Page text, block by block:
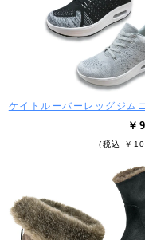
ケイトルーバーレッグジム
￥
(税込 ￥